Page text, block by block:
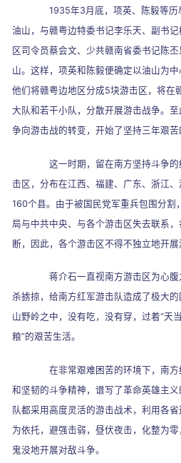
1935年3月底，项英、陈毅等
油山，与赣粤边特委书记李乐天、副书
区司令员蔡会文、少共赣南省委书记陈
山。这样，项英和陈毅便确定以油山为中
他们将赣粤边地区分成5块游击区，将在
大队和若干小队，分散开展游击战争。
争向游击战的转变，开始了坚持三年艰苦
这一时期，留在南方坚持斗争的
击区，分布在江西、福建、广东、浙江
160个县。由于被国民党军重兵包围分割
局与中共中央、与各个游击区失去联系
断，因此，各个游击区不得不独立地开展
蒋介石一直视南方游击区为心腹
杀掳掠，给南方红军游击队造成了极大
山野岭之中，没有吃，没有穿，过着“天
粮”的艰苦生活。
在非常艰难困苦的环境下，南方
和坚韧的斗争精神，谱写了革命英雄主
队都采用高度灵活的游击战术，利用各
为依托，避强击弱，昼伏夜击，化整为
鬼没地开展对敌斗争。